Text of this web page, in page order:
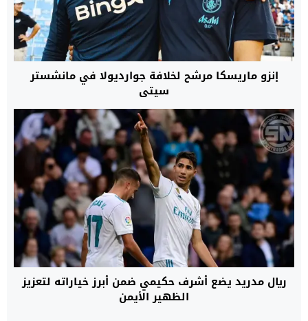
إنزو ماريسكا مرشح لخلافة جوارديولا في مانشستر
سيتي
ريال مدريد يضع أشرف حكيمي ضمن أبرز خياراته لتعزيز
الظهير الأيمن